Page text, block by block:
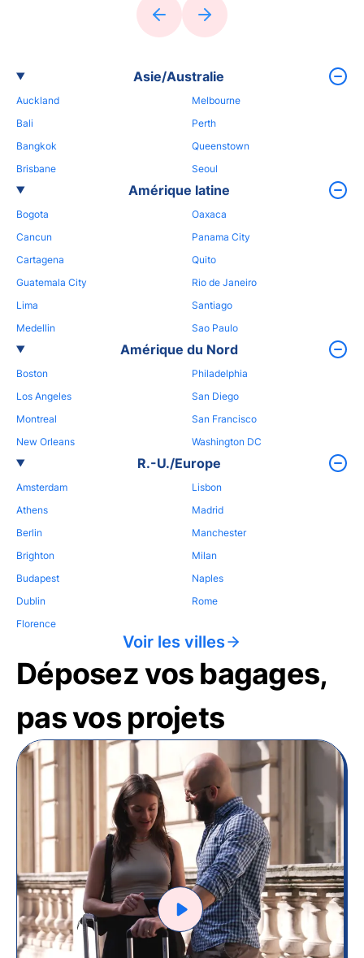
Asie/Australie
Auckland
Bali
Bangkok
Brisbane
Melbourne
Perth
Queenstown
Seoul
Amérique latine
Bogota
Cancun
Cartagena
Guatemala City
Lima
Medellin
Oaxaca
Panama City
Quito
Rio de Janeiro
Santiago
Sao Paulo
Amérique du Nord
Boston
Los Angeles
Montreal
New Orleans
Philadelphia
San Diego
San Francisco
Washington DC
R.-U./Europe
Amsterdam
Athens
Berlin
Brighton
Budapest
Dublin
Florence
Lisbon
Madrid
Manchester
Milan
Naples
Rome
Voir les villes
Déposez vos bagages,
pas vos projets